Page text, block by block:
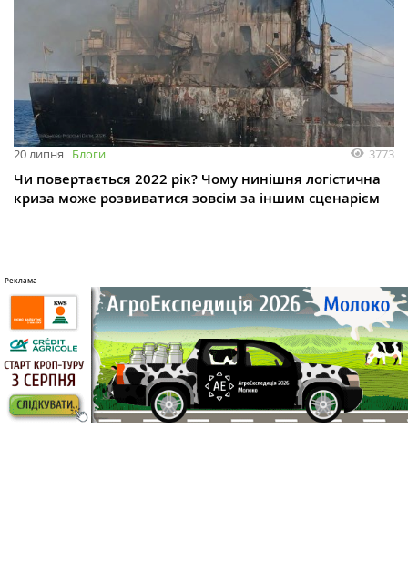
20 липня Блоги 3773
Чи повертається 2022 рік? Чому нинішня логістична
криза може розвиватися зовсім за іншим сценарієм